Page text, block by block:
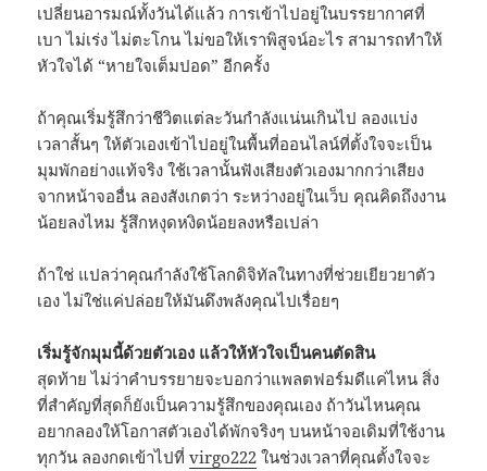
เปลี่ยนอารมณ์ทั้งวันได้แล้ว การเข้าไปอยู่ในบรรยากาศที่
เบา ไม่เร่ง ไม่ตะโกน ไม่ขอให้เราพิสูจน์อะไร สามารถทำให้
หัวใจได้ “หายใจเต็มปอด” อีกครั้ง
ถ้าคุณเริ่มรู้สึกว่าชีวิตแต่ละวันกำลังแน่นเกินไป ลองแบ่ง
เวลาสั้นๆ ให้ตัวเองเข้าไปอยู่ในพื้นที่ออนไลน์ที่ตั้งใจจะเป็น
มุมพักอย่างแท้จริง ใช้เวลานั้นฟังเสียงตัวเองมากกว่าเสียง
จากหน้าจออื่น ลองสังเกตว่า ระหว่างอยู่ในเว็บ คุณคิดถึงงาน
น้อยลงไหม รู้สึกหงุดหงิดน้อยลงหรือเปล่า
ถ้าใช่ แปลว่าคุณกำลังใช้โลกดิจิทัลในทางที่ช่วยเยียวยาตัว
เอง ไม่ใช่แค่ปล่อยให้มันดึงพลังคุณไปเรื่อยๆ
เริ่มรู้จักมุมนี้ด้วยตัวเอง แล้วให้หัวใจเป็นคนตัดสิน
สุดท้าย ไม่ว่าคำบรรยายจะบอกว่าแพลตฟอร์มดีแค่ไหน สิ่ง
ที่สำคัญที่สุดก็ยังเป็นความรู้สึกของคุณเอง ถ้าวันไหนคุณ
อยากลองให้โอกาสตัวเองได้พักจริงๆ บนหน้าจอเดิมที่ใช้งาน
ทุกวัน ลองกดเข้าไปที่virgo222 ในช่วงเวลาที่คุณตั้งใจจะ